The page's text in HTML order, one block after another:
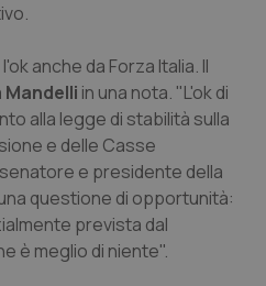
di Bolzano
di Trento
anche da Forza Italia. Il
Mandelli in una nota. "L'ok di
alla legge di stabilità sulla
e delle Casse
e presidente della
questione di opportunità:
prevista dal
è meglio di niente".